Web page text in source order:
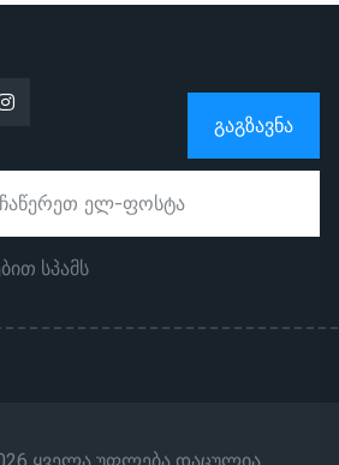
ᲒᲐᲒᲖᲐᲕᲜᲐ
სპამს